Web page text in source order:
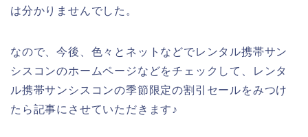
は分かりませんでした。
なので、今後、色々とネットなどでレンタル携帯サン
シスコンのホームページなどをチェックして、レンタ
ル携帯サンシスコンの季節限定の割引セールをみつけ
たら記事にさせていただきます♪